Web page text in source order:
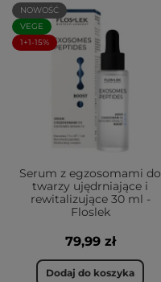
NOWOŚĆ
VEGE
1+1-15%
Serum z egzosomami do
twarzy ujędrniające i
rewitalizujące 30 ml -
Floslek
79,99 zł
Dodaj do koszyka